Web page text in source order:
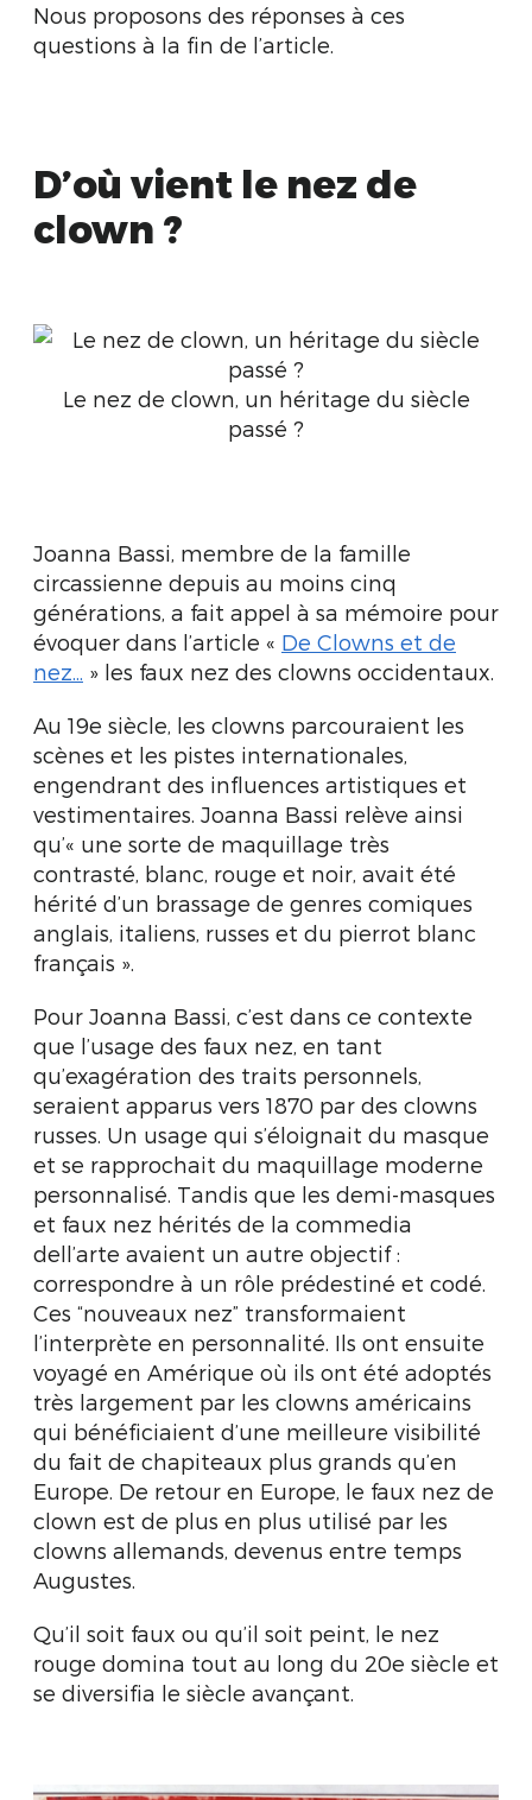
Nous proposons des réponses à ces
questions à la fin de l’article.
D’où vient le nez de
clown ?
Le nez de clown, un héritage du siècle
passé ?
Joanna Bassi, membre de la famille
circassienne depuis au moins cinq
générations, a fait appel à sa mémoire pour
évoquer dans l’article « De Clowns et de
nez... » les faux nez des clowns occidentaux.
Au 19e siècle, les clowns parcouraient les
scènes et les pistes internationales,
engendrant des influences artistiques et
vestimentaires. Joanna Bassi relève ainsi
qu’« une sorte de maquillage très
contrasté, blanc, rouge et noir, avait été
hérité d’un brassage de genres comiques
anglais, italiens, russes et du pierrot blanc
français ».
Pour Joanna Bassi, c’est dans ce contexte
que l’usage des faux nez, en tant
qu’exagération des traits personnels,
seraient apparus vers 1870 par des clowns
russes. Un usage qui s’éloignait du masque
et se rapprochait du maquillage moderne
personnalisé. Tandis que les demi-masques
et faux nez hérités de la commedia
dell’arte avaient un autre objectif :
correspondre à un rôle prédestiné et codé.
Ces “nouveaux nez” transformaient
l’interprète en personnalité. Ils ont ensuite
voyagé en Amérique où ils ont été adoptés
très largement par les clowns américains
qui bénéficiaient d’une meilleure visibilité
du fait de chapiteaux plus grands qu’en
Europe. De retour en Europe, le faux nez de
clown est de plus en plus utilisé par les
clowns allemands, devenus entre temps
Augustes.
Qu’il soit faux ou qu’il soit peint, le nez
rouge domina tout au long du 20e siècle et
se diversifia le siècle avançant.